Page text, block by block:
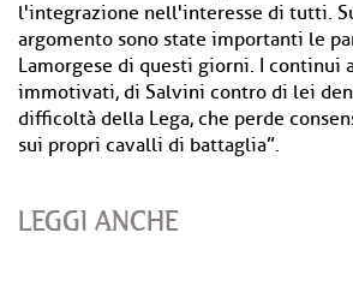
l'integrazione nell'interesse di tutti.
argomento sono state importanti le
Lamorgese di questi giorni. I continui
immotivati, di Salvini contro di lei
difficoltà della Lega, che perde
sui propri cavalli di battaglia”.
LEGGI ANCHE